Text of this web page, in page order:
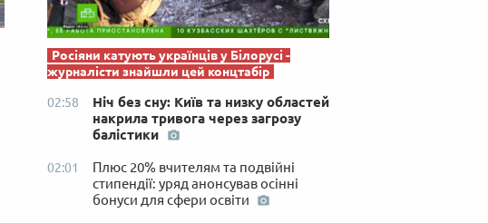
Росіяни катують українців у Білорусі -
журналісти знайшли цей концтабір
02:58
Ніч без сну: Київ та низку областей
накрила тривога через загрозу
балістики
02:01
Плюс 20% вчителям та подвійні
стипендії: уряд анонсував осінні
бонуси для сфери освіти